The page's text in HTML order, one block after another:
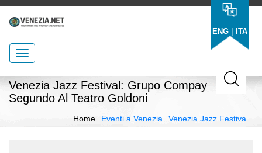
ENG | ITA
Venezia Jazz Festival: Grupo Compay
Segundo Al Teatro Goldoni
Home Eventi a Venezia Venezia Jazz Festiva...